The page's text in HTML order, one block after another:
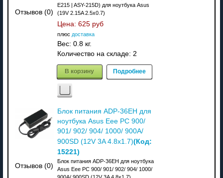
Отзывов (0)
E215 | ASY-215D) для ноутбука Asus
(19V 2.15A 2.5x0.7)
Цена: 625 руб
плюс доставка
Вес: 0.8 кг.
Количество на складе: 2
В корзину Подробнее
Отзывов (0)
Блок питания ADP-36EH для
ноутбука Asus Eee PC 900/
901/ 902/ 904/ 1000/ 900A/
900SD (12V 3A 4.8x1.7)(Код:
15221)
Блок питания ADP-36EH для ноутбука
Asus Eee PC 900/ 901/ 902/ 904/ 1000/